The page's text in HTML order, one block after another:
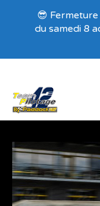
Recevez
😎
du samedi 8